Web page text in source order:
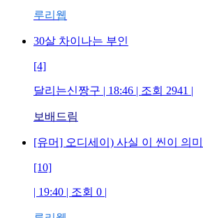
루리웹
30살 차이나는 부인
[4]
달리는신짱구 | 18:46 | 조회 2941 |
보배드림
[유머] 오디세이) 사실 이 씬이 의
[10]
| 19:40 | 조회 0 |